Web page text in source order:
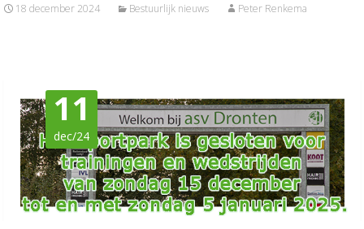
18 december 2024 Bestuurlijk nieuws Peter Renkema
11
dec/24